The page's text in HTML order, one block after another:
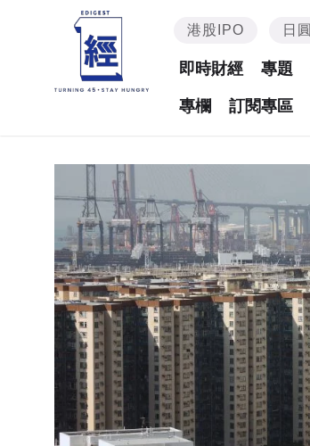
港股IPO 日圓
即時財經 專題
專欄 訂閱專區